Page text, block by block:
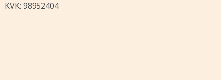
KVK: 98952404